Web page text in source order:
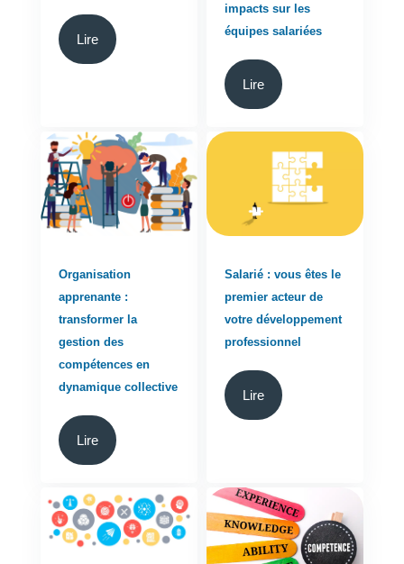
Lire
impacts sur les
équipes salariées
Lire
Organisation
apprenante :
transformer la
gestion des
compétences en
dynamique collective
Lire
Salarié : vous êtes le
premier acteur de
votre développement
professionnel
Lire